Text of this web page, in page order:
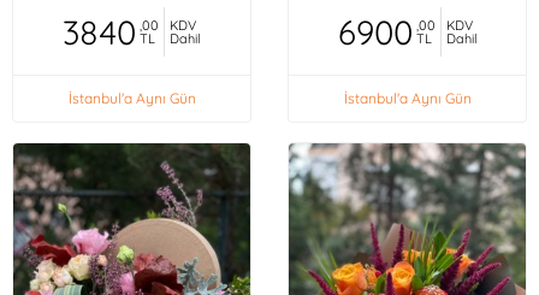
3840 ,00
TL
KDV
Dahil
İstanbul'a Aynı Gün
6900 ,00
TL
KDV
Dahil
İstanbul'a Aynı Gün